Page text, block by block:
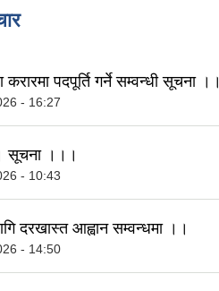
करारमा पदपूर्ति गर्ने सम्वन्धी सूचना ।।
- 16:27
सूचना ।।।
- 10:43
दरखास्त आह्वान सम्वन्धमा ।।
- 14:50